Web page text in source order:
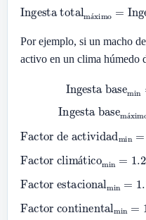
Ingesta total =
Factor de actividadmáximo
Factor estacional máximo×
Por ejemplo, si un macho
activo en un clima húmedo
Ingesta base
Ingesta base
Factor deFactor de
á
Factor climático 1.2,
FactorFactor
FactorFactor